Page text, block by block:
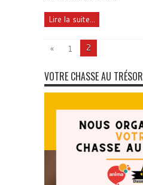
Lire la suite...
« 1 2
VOTRE CHASSE AU TRÉSOR